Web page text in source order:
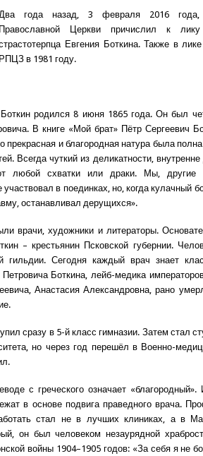
года назад, 3 февраля 2016 года,
Православной Церкви причислил к
Евгения Боткина. Также в
РПЦЗ в 1981 году.
Боткин родился 8 июня 1865 года. Он был
В книге «Мой брат» Пётр Сергеевич
прекрасная и благородная натура была
Всегда чуткий из деликатности,
любой схватки или драки. Мы, другие
в поединках, но, когда кулачный
останавливал дерущихся».
врачи, художники и литераторы.
– крестьянин Псковской губернии.
Сегодня каждый врач знает
Боткина, лейб-медика
Анастасия Александровна, рано
сразу в 5-й класс гимназии. Затем стал
но через год перешёл в Военно-
с греческого означает
в основе подвига праведного врача.
стал не в лучших клиниках, а в
он был человеком незаурядной
войны 1904–1905 годов: «За себя я не